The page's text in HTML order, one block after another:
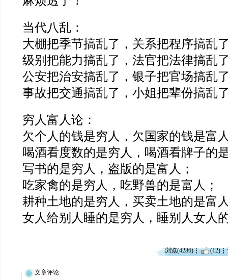
当代八乱：
大棚把季节搞乱了，关系把程序搞乱
级别把能力搞乱了，法官把法律搞乱
公安把治安搞乱了，银子把官场搞乱
事故把交通搞乱了，小姐把辈份搞乱
穷人富人论：
欠个人的钱是穷人，欠国家的钱是富
喝酒看度数的是穷人，喝酒看牌子的
写书的是穷人，盗版的是富人；
吃家禽的是穷人，吃野兽的是富人；
耕种土地的是穷人，买卖土地的是富
女人给别人睡的是穷人，睡别人女人
浏览(4286) (12)
文章评论